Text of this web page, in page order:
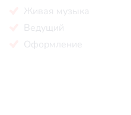
Живая музыка
Ведущий
Оформление